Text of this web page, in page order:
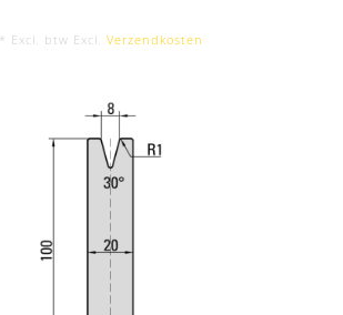
* Excl. btw Excl. Verzendkosten